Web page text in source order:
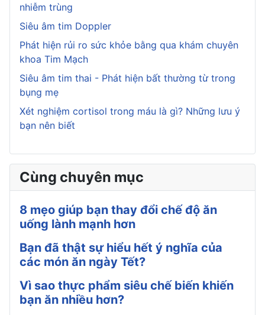
nhiễm trùng
Siêu âm tim Doppler
Phát hiện rủi ro sức khỏe bằng qua khám chuyên
khoa Tim Mạch
Siêu âm tim thai - Phát hiện bất thường từ trong
bụng mẹ
Xét nghiệm cortisol trong máu là gì? Những lưu ý
bạn nên biết
Cùng chuyên mục
8 mẹo giúp bạn thay đổi chế độ ăn
uống lành mạnh hơn
Bạn đã thật sự hiểu hết ý nghĩa của
các món ăn ngày Tết?
Vì sao thực phẩm siêu chế biến khiến
bạn ăn nhiều hơn?